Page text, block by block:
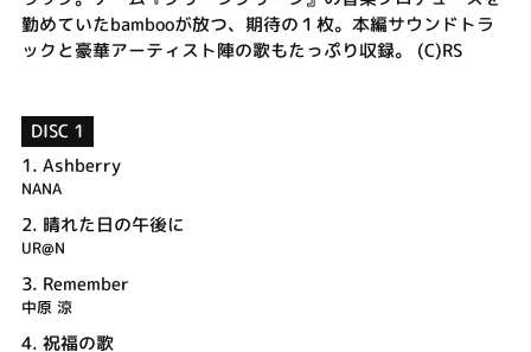
勤めていたbambooが放つ、期待の１枚。本編サウンドトラ
ックと豪華アーティスト陣の歌もたっぷり収録。 (C)RS
DISC 1
1. Ashberry
NANA
2. 晴れた日の午後に
UR@N
3. Remember
中原 涼
4. 祝福の歌